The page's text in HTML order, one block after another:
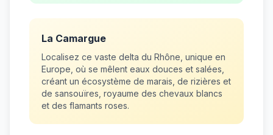
La Camargue
Localisez ce vaste delta du Rhône, unique en
Europe, où se mêlent eaux douces et salées,
créant un écosystème de marais, de rizières et
de sansouïres, royaume des chevaux blancs
et des flamants roses.